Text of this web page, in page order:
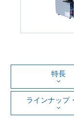
特長
ラインナップ